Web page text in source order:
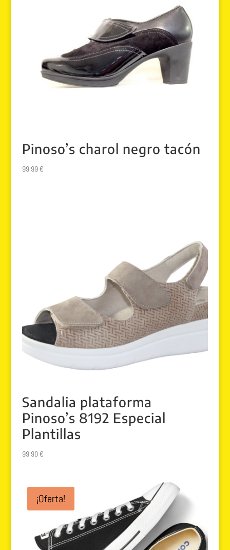
Pinoso’s charol negro tacón
99.99€
Sandalia plataforma
Pinoso’s 8192 Especial
Plantillas
99.90€
¡Oferta!